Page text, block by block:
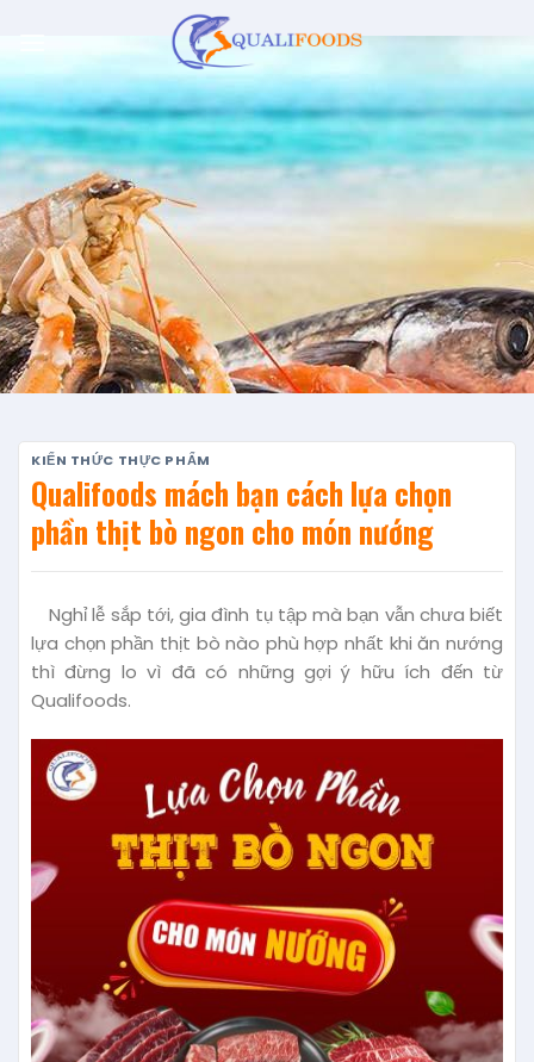
content
KIẾN THỨC THỰC PHẨM
Qualifoods mách bạn cách lựa chọn
phần thịt bò ngon cho món nướng
Nghỉ lễ sắp tới, gia đình tụ tập mà bạn vẫn chưa biết
lựa chọn phần thịt bò nào phù hợp nhất khi ăn nướng
thì đừng lo vì đã có những gợi ý hữu ích đến từ
Qualifoods.